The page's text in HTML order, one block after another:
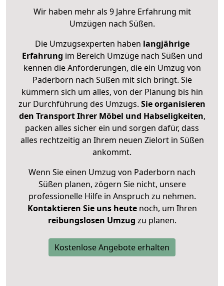
Wir haben mehr als 9 Jahre Erfahrung mit
Umzügen nach Süßen.
Die Umzugsexperten haben langjährige
Erfahrung im Bereich Umzüge nach Süßen und
kennen die Anforderungen, die ein Umzug von
Paderborn nach Süßen mit sich bringt. Sie
kümmern sich um alles, von der Planung bis hin
zur Durchführung des Umzugs. Sie organisieren
den Transport Ihrer Möbel und Habseligkeiten,
packen alles sicher ein und sorgen dafür, dass
alles rechtzeitig an Ihrem neuen Zielort in Süßen
ankommt.
Wenn Sie einen Umzug von Paderborn nach
Süßen planen, zögern Sie nicht, unsere
professionelle Hilfe in Anspruch zu nehmen.
Kontaktieren Sie uns heutenoch, um Ihren
reibungslosen Umzug zu planen.
Kostenlose Angebote erhalten